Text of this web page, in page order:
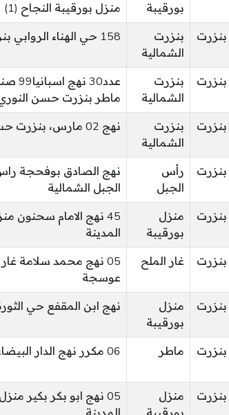
بورقيبة
منزل بورقيبة النجاح (1)
بنزرت
بنزرت
الشمالية
158 حي الهناء الروابي بنزرت الهناء
بنزرت
بنزرت
الشمالية
عدد30
ماطر بنزرت حسن
بنزرت
بنزرت
الشمالية
نهج 02 مارس، بنزرت حسن النوري
بنزرت
رأس
الجبل
نهج الصادق بوفحجة
الجبل الشمالية
بنزرت
منزل
بورقيبة
45 نهج الامام سحنون
المدينة
بنزرت غار الملح
05 نهج محمد سلامة
عوسجة
بنزرت
منزل
بورقيبة
نهج ابن المقفع حي
بنزرت ماطر 06 مكرر نهج الدار البيضاء ماطر ماطر
بنزرت
منزل
05 نهج ابو بكر بكير